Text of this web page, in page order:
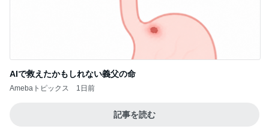
AIで救えたかもしれない義父の命
Amebaトピックス 1日前
記事を読む